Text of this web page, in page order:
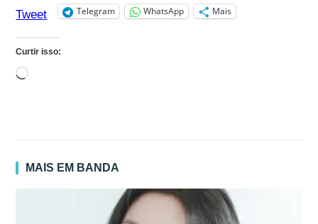
Tweet Telegram WhatsApp Mais
Curtir isso:
Carregando...
MAIS EM BANDA